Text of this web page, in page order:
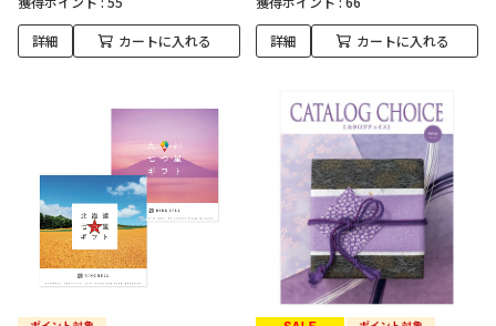
詳細 カートに入れる 詳細 カートに入れる